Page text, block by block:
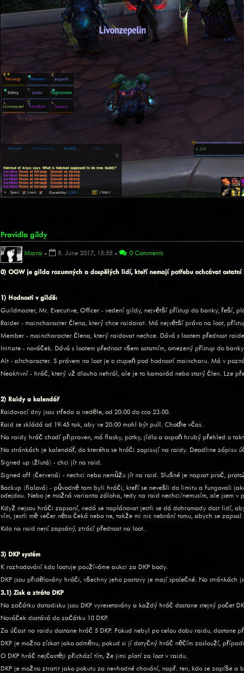
Pravidla gildy
Morra • 8. June 2017, 15:55 • 0 Comments
0) OGW je gilda rozumných a dospělých lidí, kteří nemají potřebu ochcávat
1) Hodnosti v gildě:
Guildmaster, Mr. Executive, Officer - vedení gildy, největší přístup do banky, řeší,
Raider - maincharacter člena, který chce raidovat. Má největší právo na loot,
Member - maincharacter člena, který raidovat nechce. Dává s lootem přednost
Initiate - nováček. Dává s lootem přednost všem ostatním, omezený přístup do
Alt - altcharacter. S právem na loot je o stupeň pod hodností maincharu. Má v
Neaktivní - hráč, který už dlouho nehrál, ale je to kamarád nebo starý člen. Lze
2) Raidy a kalendář
Raidovací dny jsou středa a neděle, od 20:00 do cca 23:00.
Raid se skládá od 19:45 tak, aby ve 20:00 mohl být pull. Choďte včas.
Na raidy hráč chodí připraven, má flasky, potky, jídlo a aspoň hrubý přehled o
Na stránkách je kalendář, do kterého se hráči zapisují na raidy. Deadline zápisu
Signed up (žlutá) - chci jít na raid.
Signed off (červená) - nechci nebo nemůžu jít na raid. Slušné je napsat proč,
Backup (fialová) - původně tam byli hráči, kteří se nevešli do limitu a fungovali
odejdou. Nebo je možná varianta záloha, tedy na raid nechci/nemusím, ale jsem
Když nejsou hráči zapsaní, nedá se naplánovat jestli se dá dohromady dost lidí,
vím, jestli mě večer něco čeká nebo ne, takže mi nic nebrání tomu, abych se
Kdo na raid není zapsáný, ztrácí přednost na loot.
3) DKP systém
K rozhodování kdo lootuje používáme aukci za DKP body.
DKP jsou přidělovány hráči, všechny jeho postavy je mají společné. Na stránkách
3.1) Zisk a ztráta DKP
Na začátku datadisku jsou DKP vyresetovány a každý hráč dostane stejný počet
Nováček dostává do začátku 10 DKP.
Za účast na raidu dostane hráč 5 DKP. Pokud nebyl po celou dobu raidu,
DKP je možno získat jako odměnu, pokud si jí dotyčný hráč něčím zaslouží,
O DKP hráč nejčastěji přichází tím, že jimi platí za loot v raidu.
DKP je možno ztratit jako pokutu za nevhodné chování, např. ten, kdo se zapíše a